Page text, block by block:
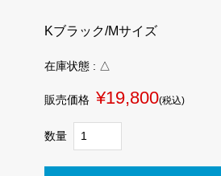
Kブラック/Mサイズ
在庫状態 : △
販売価格 ¥19,800(税込)
数量